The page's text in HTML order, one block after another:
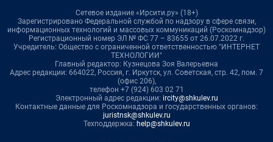
Сетевое издание «Ирсити.ру» (18+)
Зарегистрировано Федеральной службой по надзору в сфере связи,
информационных технологий и массовых коммуникаций (Роскомнадзор)
Регистрационный номер ЭЛ № ФС 77 – 83655 от 26.07.2022 г.
Учредитель: Общество с ограниченной ответственностью "ИНТЕРНЕТ
ТЕХНОЛОГИИ"
Главный редактор: Кузнецова Зоя Валерьевна
Адрес редакции: 664022, Россия, г. Иркутск, ул. Советская, стр. 42, пом. 7
(офис 206),
телефон +7 (924) 603 02 71
Электронный адрес редакции: ircity@shkulev.ru
Контактные данные для Роскомнадзора и государственных органов:
juristnsk@shkulev.ru
Техподдержка: help@shkulev.ru